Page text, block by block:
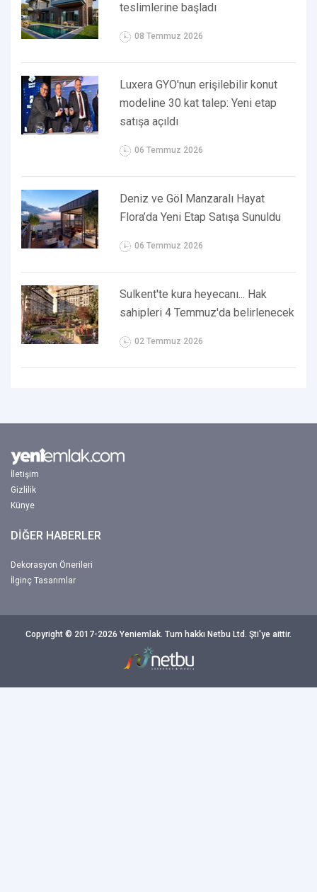
teslimlerine başladı
08 Temmuz 2026
Luxera GYO'nun erişilebilir konut
modeline 30 kat talep: Yeni etap
satışa açıldı
06 Temmuz 2026
Deniz ve Göl Manzaralı Hayat
Flora’da Yeni Etap Satışa Sunuldu
06 Temmuz 2026
Sulkent'te kura heyecanı... Hak
sahipleri 4 Temmuz'da belirlenecek
02 Temmuz 2026
İletişim
Gizlilik
Künye
DİĞER HABERLER
Dekorasyon Önerileri
İlginç Tasarımlar
Copyright © 2017-2026 Yeniemlak. Tum hakkı Netbu Ltd. Şti'ye aittir.